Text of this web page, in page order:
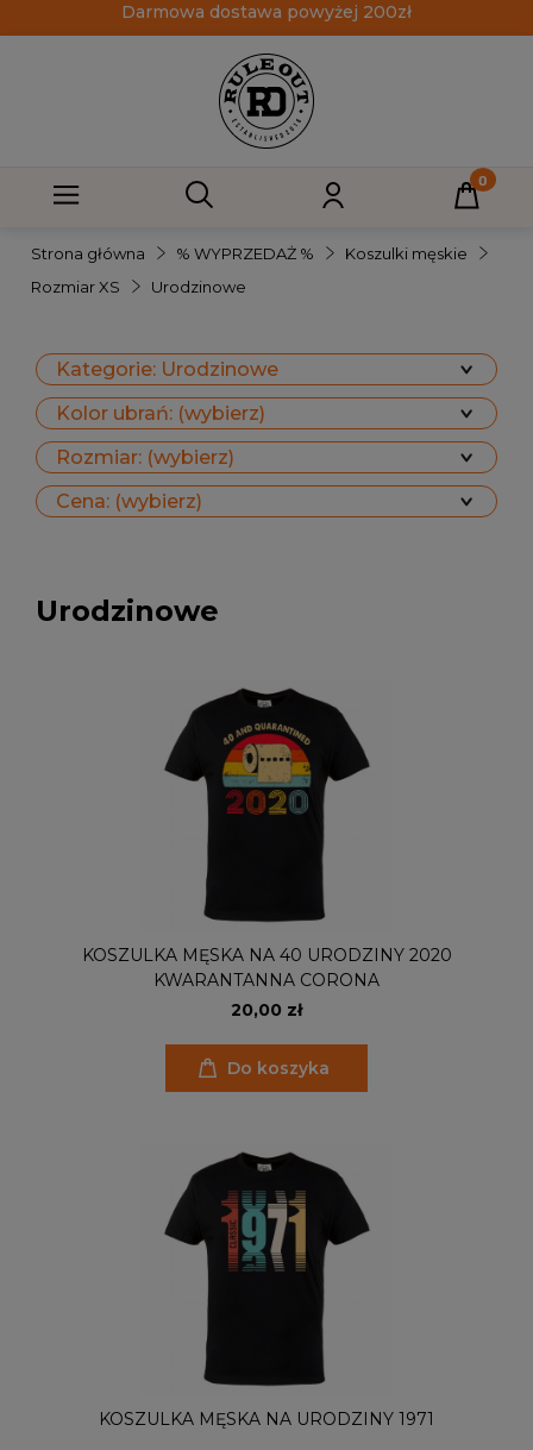
Darmowa dostawa powyżej 200zł
Strona główna % WYPRZEDAŻ %
Koszulki męskie
Rozmiar XS
Urodzinowe
Kategorie: Urodzinowe
Kolor ubrań: (wybierz)
Rozmiar: (wybierz)
Cena: (wybierz)
Urodzinowe
KOSZULKA MĘSKA NA 40 URODZINY 2020
KWARANTANNA CORONA
20,00 zł
Do koszyka
KOSZULKA MĘSKA NA URODZINY 1971